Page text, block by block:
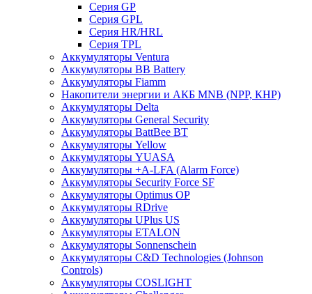
Cерия GP
Серия GPL
Серия HR/HRL
Серия TPL
Аккумуляторы Ventura
Аккумуляторы BB Battery
Аккумуляторы Fiamm
Накопители энергии и АКБ MNB (NPP, КНР)
Аккумуляторы Delta
Аккумуляторы General Security
Аккумуляторы BattBee BT
Аккумуляторы Yellow
Аккумуляторы YUASA
Аккумуляторы +A-LFA (Alarm Force)
Аккумуляторы Security Force SF
Аккумуляторы Optimus OP
Аккумуляторы RDrive
Аккумуляторы UPlus US
Аккумуляторы ETALON
Аккумуляторы Sonnenschein
Аккумуляторы С&D Technologies (Johnson
Controls)
Аккумуляторы COSLIGHT